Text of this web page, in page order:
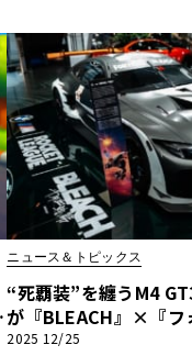
三菱
光岡
その他
ニュース＆トピックス
“死覇装”を纏うM4
が『BLEACH』×『フ
で提示する、デジタル
2025 12/25